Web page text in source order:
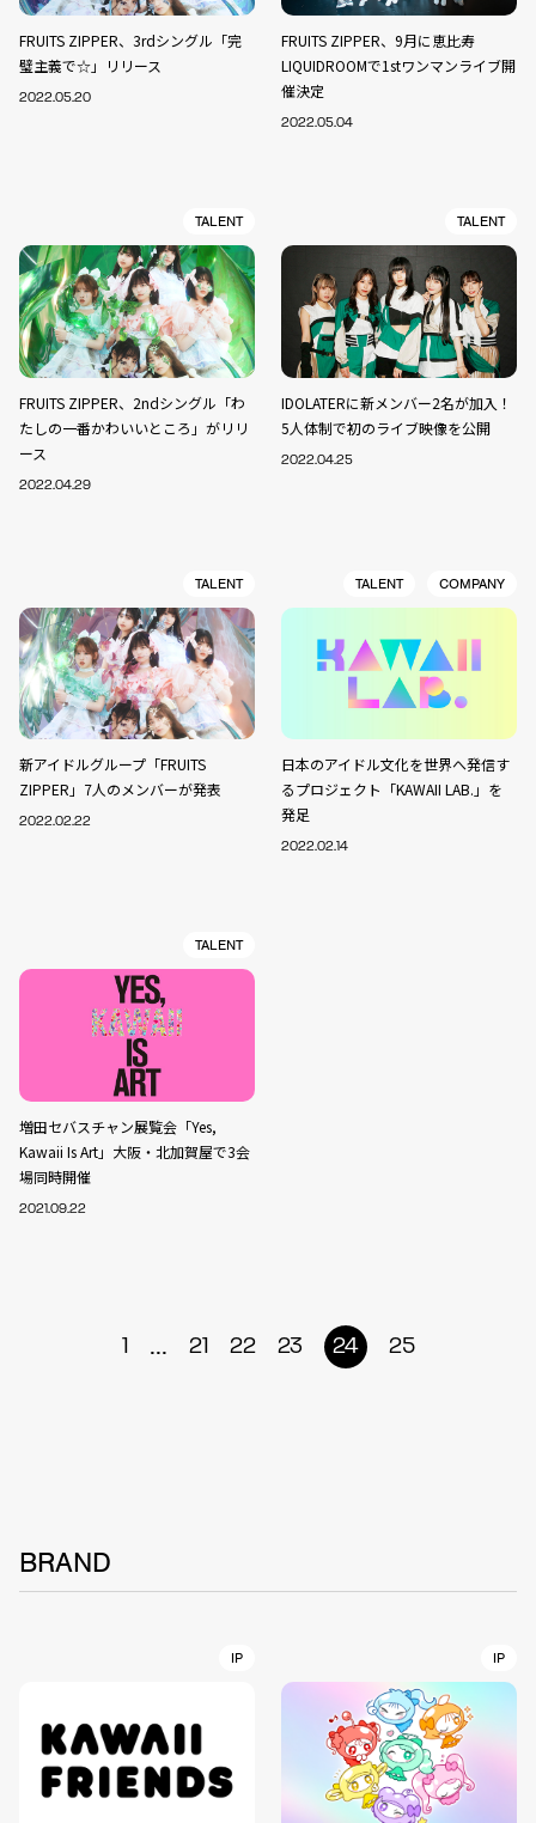
FRUITS ZIPPER、3rdシングル「完
璧主義で☆」リリース
2022.05.20
FRUITS ZIPPER、9月に恵比寿
LIQUIDROOMで1stワンマンライブ開
催決定
2022.05.04
TALENT
FRUITS ZIPPER、2ndシングル「わ
たしの一番かわいいところ」がリリ
ース
2022.04.29
TALENT
IDOLATERに新メンバー2名が加入！
5人体制で初のライブ映像を公開
2022.04.25
TALENT
新アイドルグループ「FRUITS
ZIPPER」7人のメンバーが発表
2022.02.22
TALENT COMPANY
日本のアイドル文化を世界へ発信す
るプロジェクト「KAWAII LAB.」を
発足
2022.02.14
TALENT
増田セバスチャン展覧会「Yes,
Kawaii Is Art」大阪・北加賀屋で3会
場同時開催
2021.09.22
1 ... 21 22 23 24 25
BRAND
IP IP